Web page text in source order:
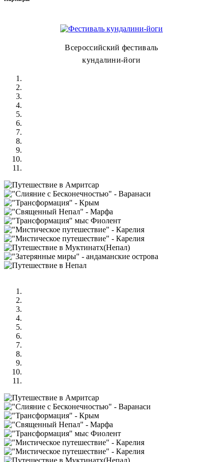
Всероссийский фестиваль
кундалини-йоги